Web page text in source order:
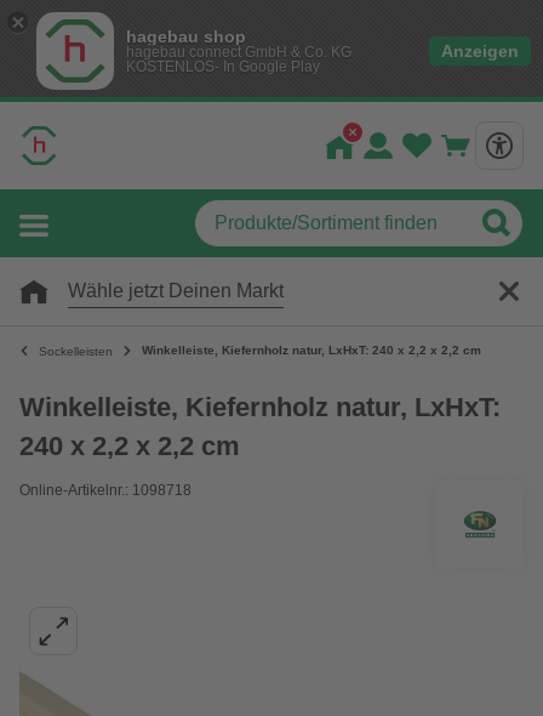
hagebau shop
hagebau connect GmbH & Co. KG
KOSTENLOS- In Google Play
Anzeigen
Wähle jetzt Deinen Markt
Sockelleisten Winkelleiste, Kiefernholz natur, LxHxT: 240 x 2,2 x 2,2 cm
Winkelleiste, Kiefernholz natur, LxHxT:
240 x 2,2 x 2,2 cm
Online-Artikelnr.: 1098718